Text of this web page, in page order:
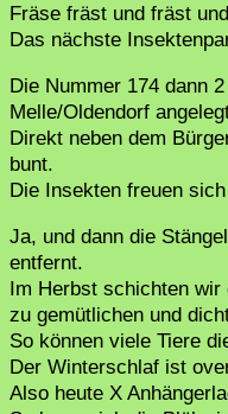
Fräse fräst und fräst
Das nächste
Die Nummer 174 dann
Melle/Oldendorf
Direkt neben dem
bunt.
Die Insekten freuen
Ja, und dann die
entfernt.
Im Herbst schichten wir
zu gemütlichen und
So können viele Tiere
Der Winterschlaf ist
Also heute X